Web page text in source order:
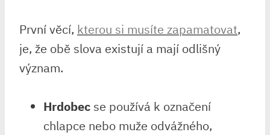
První věcí, kterou si musíte zapamatovat,
je,⁤ že ⁣obě⁣ slova existují a‌ mají‍ odlišný
význam.
Hrdobec se používá k označení
chlapce ‌nebo muže odvážného,